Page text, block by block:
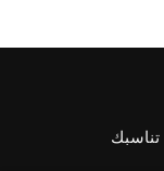
تناسبك